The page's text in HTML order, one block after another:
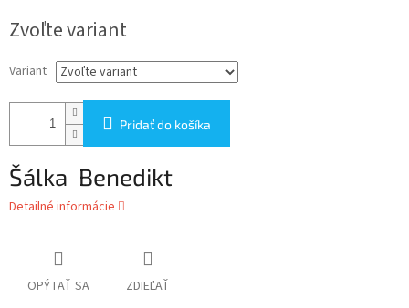
cena:
Zvoľte variant
Variant
Pridať do košíka
Šálka Benedikt
Detailné informácie
OPÝTAŤ SA ZDIEĽAŤ